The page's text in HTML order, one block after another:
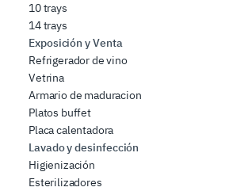
10 trays
14 trays
Exposición y Venta
Refrigerador de vino
Vetrina
Armario de maduracion
Platos buffet
Placa calentadora
Lavado y desinfección
Higienización
Esterilizadores